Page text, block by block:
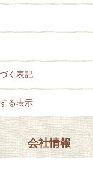
く表記
る表示
会社情報